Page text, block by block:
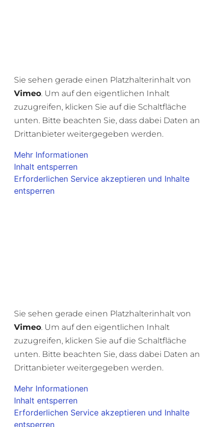
Sie sehen gerade einen Platzhalterinhalt von
Vimeo. Um auf den eigentlichen Inhalt
zuzugreifen, klicken Sie auf die Schaltfläche
unten. Bitte beachten Sie, dass dabei Daten an
Drittanbieter weitergegeben werden.
Mehr Informationen
Inhalt entsperren
Erforderlichen Service akzeptieren und Inhalte
entsperren
Sie sehen gerade einen Platzhalterinhalt von
Vimeo. Um auf den eigentlichen Inhalt
zuzugreifen, klicken Sie auf die Schaltfläche
unten. Bitte beachten Sie, dass dabei Daten an
Drittanbieter weitergegeben werden.
Mehr Informationen
Inhalt entsperren
Erforderlichen Service akzeptieren und Inhalte
entsperren